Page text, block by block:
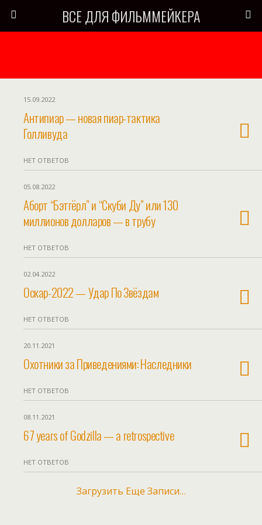
ВСЕ ДЛЯ ФИЛЬММЕЙКЕРА
15.09.2022
Антипиар — новая пиар-тактика
Голливуда
НЕТ ОТВЕТОВ
05.08.2022
Аборт “Бэтгёрл” и “Скуби Ду” или 130
миллионов долларов — в трубу
НЕТ ОТВЕТОВ
02.04.2022
Оскар-2022 — Удар По Звёздам
НЕТ ОТВЕТОВ
20.11.2021
Охотники за Приведениями: Наследники
НЕТ ОТВЕТОВ
08.11.2021
67 years of Godzilla — a retrospective
НЕТ ОТВЕТОВ
Загрузить Еще Записи…